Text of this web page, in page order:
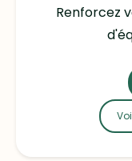
Renforcez